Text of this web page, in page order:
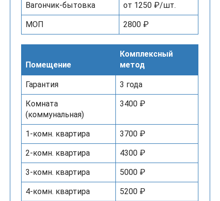
Вагончик-бытовка от 1250 ₽/шт.
МОП 2800 ₽
Помещение
Комплексный
метод
Гарантия 3 года
Комната
(коммунальная)
3400 ₽
1-комн. квартира 3700 ₽
2-комн. квартира 4300 ₽
3-комн. квартира 5000 ₽
4-комн. квартира 5200 ₽